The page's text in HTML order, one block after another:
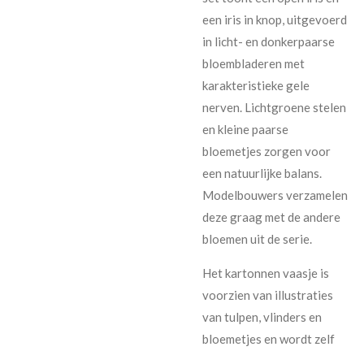
een iris in knop, uitgevoerd
in licht- en donkerpaarse
bloembladeren met
karakteristieke gele
nerven. Lichtgroene stelen
en kleine paarse
bloemetjes zorgen voor
een natuurlijke balans.
Modelbouwers verzamelen
deze graag met de andere
bloemen uit de serie.
Het kartonnen vaasje is
voorzien van illustraties
van tulpen, vlinders en
bloemetjes en wordt zelf